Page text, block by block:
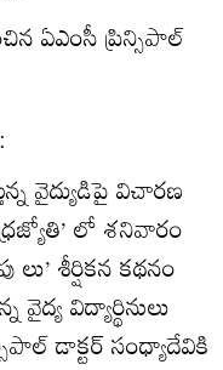
ఏఎంసీ ప్రిన్సిపాల్‌
వైద్యుడిపై విచారణ
లో శనివారం
శీర్షికన కథనం
వైద్య విద్యార్థినులు
డాక్టర్‌ సంధ్యాదేవికి